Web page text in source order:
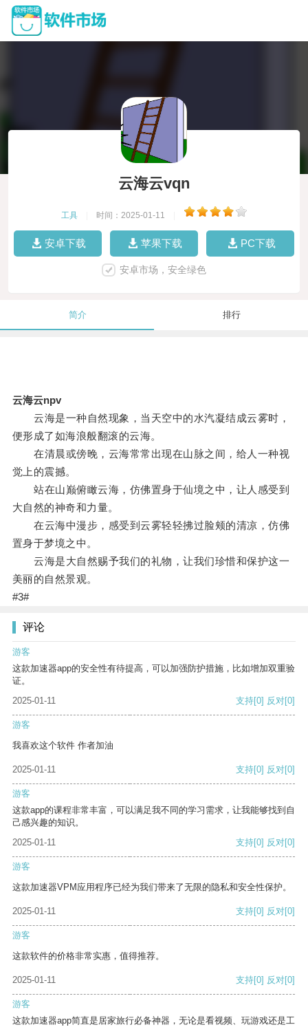
云海云vqn
工具 时间：2025-01-11
安卓下载 苹果下载 PC下载
安卓市场，安全绿色
简介 排行
云海云npv
云海是一种自然现象，当天空中的水汽凝结成云雾时，
便形成了如海浪般翻滚的云海。
在清晨或傍晚，云海常常出现在山脉之间，给人一种视
觉上的震撼。
站在山巅俯瞰云海，仿佛置身于仙境之中，让人感受到
大自然的神奇和力量。
在云海中漫步，感受到云雾轻轻拂过脸颊的清凉，仿佛
置身于梦境之中。
云海是大自然赐予我们的礼物，让我们珍惜和保护这一
美丽的自然景观。
#3#
评论
游客
这款加速器app的安全性有待提高，可以加强防护措施，比如增加双重验
证。
2025-01-11
支持[0] 反对[0]
游客
我喜欢这个软件 作者加油
2025-01-11 支持[0] 反对[0]
游客
这款app的课程非常丰富，可以满足我不同的学习需求，让我能够找到自
己感兴趣的知识。
2025-01-11
支持[0] 反对[0]
游客
这款加速器VPM应用程序已经为我们带来了无限的隐私和安全性保护。
2025-01-11 支持[0] 反对[0]
游客
这款软件的价格非常实惠，值得推荐。
2025-01-11 支持[0] 反对[0]
游客
这款加速器app简直是居家旅行必备神器，无论是看视频、玩游戏还是工